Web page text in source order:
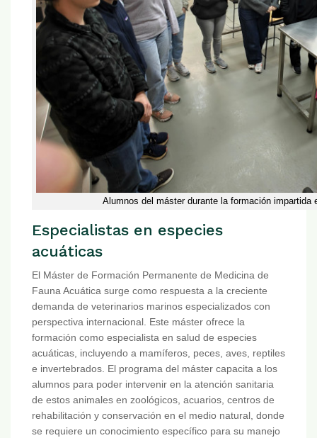
Alumnos del máster durante la formación impartida
Especialistas en especies
acuáticas
El Máster de Formación Permanente de Medicina de
Fauna Acuática surge como respuesta a la creciente
demanda de veterinarios marinos especializados con
perspectiva internacional. Este máster ofrece la
formación como especialista en salud de especies
acuáticas, incluyendo a mamíferos, peces, aves, reptiles
e invertebrados. El programa del máster capacita a los
alumnos para poder intervenir en la atención sanitaria
de estos animales en zoológicos, acuarios, centros de
rehabilitación y conservación en el medio natural, donde
se requiere un conocimiento específico para su manejo